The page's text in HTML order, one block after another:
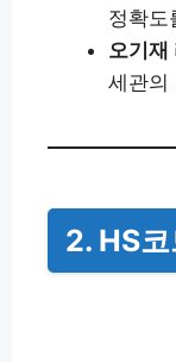
정확도
오기재
세관의
2. HS